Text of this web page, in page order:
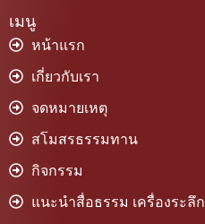
เมนู
หน้าแรก
เกี่ยวกับเรา
จดหมายเหตุ
สโมสรธรรมทาน
กิจกรรม
แนะนำสื่อธรรม เครื่องระลึก